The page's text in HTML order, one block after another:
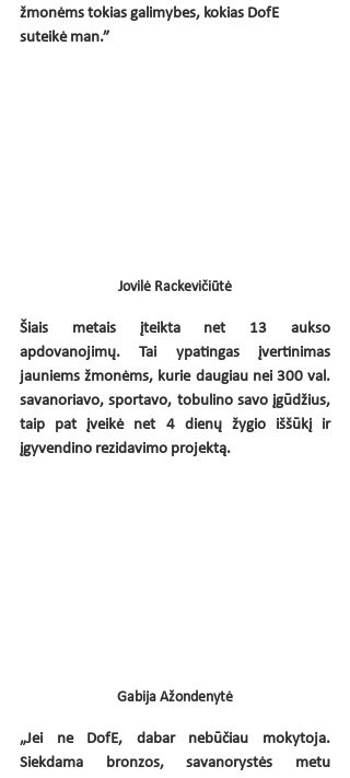
žmonėms tokias galimybes, kokias DofE
suteikė man.”
Jovilė Rackevičiūtė
Šiais metais įteikta net 13 aukso
apdovanojimų. Tai ypatingas įvertinimas
jauniems žmonėms, kurie daugiau nei 300 val.
savanoriavo, sportavo, tobulino savo įgūdžius,
taip pat įveikė net 4 dienų žygio iššūkį ir
įgyvendino rezidavimo projektą.
Gabija Ažondenytė
„Jei ne DofE, dabar nebūčiau mokytoja.
Siekdama bronzos, savanorystės metu